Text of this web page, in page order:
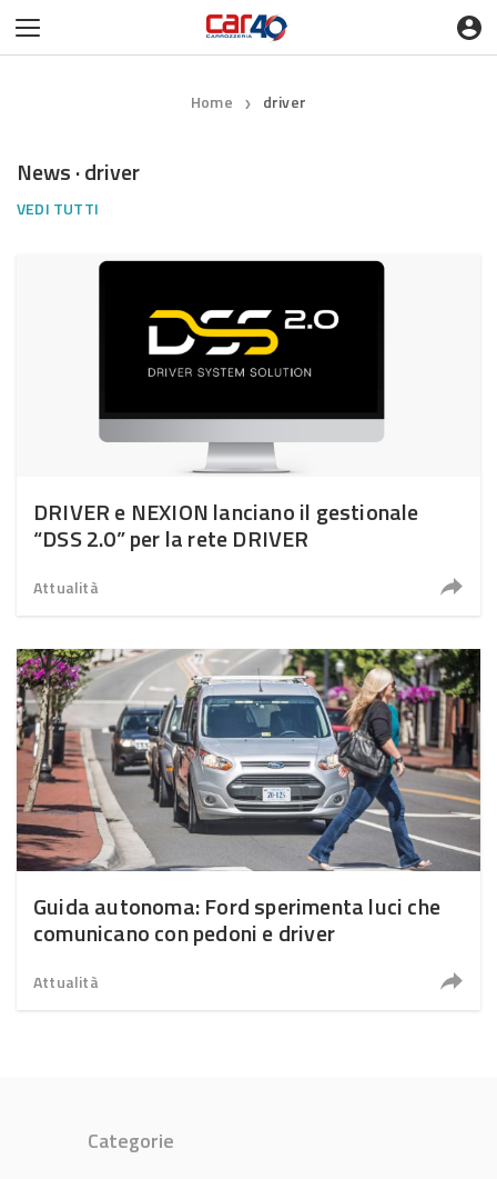
Home ❯ driver
News · driver
VEDI TUTTI
DRIVER e NEXION lanciano il gestionale
“DSS 2.0” per la rete DRIVER
Attualità
Guida autonoma: Ford sperimenta luci che
comunicano con pedoni e driver
Attualità
Categorie